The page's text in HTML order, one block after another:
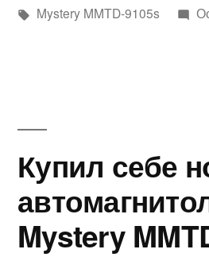
Метки:
Mystery MMTD-9105s
Купил себе
Mystery